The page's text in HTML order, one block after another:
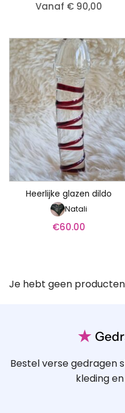
Vanaf € 90,00
Heerlijke glazen dildo
Natali
€60.00
Je hebt geen
★
Bestel verse gedragen
kleding